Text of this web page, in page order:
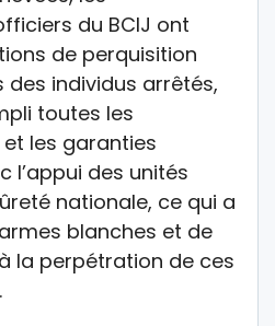
du BCIJ ont
de perquisition
des individus arrêtés,
toutes les
les garanties
l’appui des unités
nationale, ce qui a
blanches et de
la perpétration de ces